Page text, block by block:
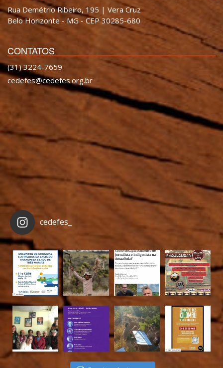
Rua Demétrio Ribeiro, 195 | Vera Cruz
Belo Horizonte - MG - CEP 30285-680
CONTATOS
(31) 3224-7659
cedefes@cedefes.org.br
cedefes_